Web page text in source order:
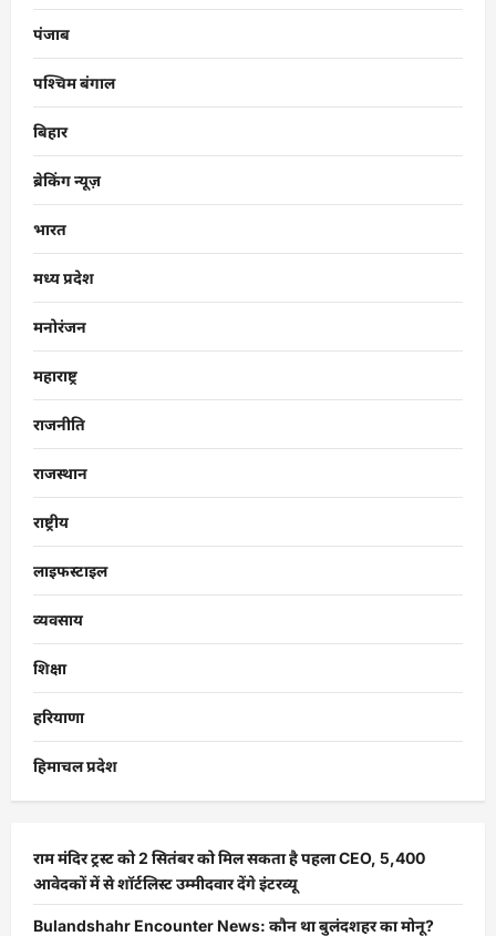
पंजाब
पश्चिम बंगाल
बिहार
ब्रेकिंग न्यूज़
भारत
मध्य प्रदेश
मनोरंजन
महाराष्ट्र
राजनीति
राजस्थान
राष्ट्रीय
लाइफस्टाइल
व्यवसाय
शिक्षा
हरियाणा
हिमाचल प्रदेश
राम मंदिर ट्रस्ट को 2 सितंबर को मिल सकता है पहला CEO, 5,400
आवेदकों में से शॉर्टलिस्ट उम्मीदवार देंगे इंटरव्यू
Bulandshahr Encounter News: कौन था बुलंदशहर का मोनू?